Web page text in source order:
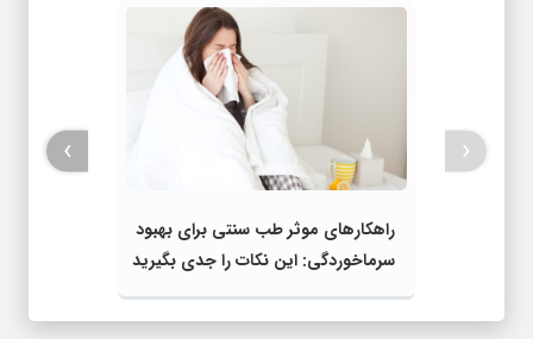
راهکارهای موثر طب سنتی برای بهبود
سرماخوردگی: این نکات را جدی بگیرید
‹
›